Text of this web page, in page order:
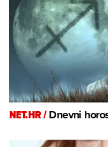
NET.HR /Dnevni